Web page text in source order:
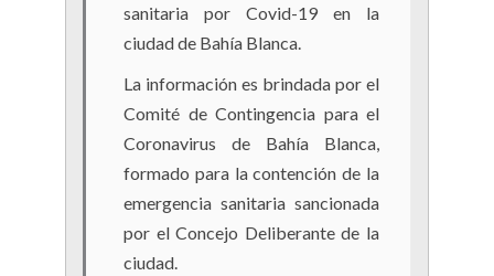
sanitaria por Covid-19 en la
ciudad de Bahía Blanca.
La información es brindada por el
Comité de Contingencia para el
Coronavirus de Bahía Blanca,
formado para la contención de la
emergencia sanitaria sancionada
por el Concejo Deliberante de la
ciudad.